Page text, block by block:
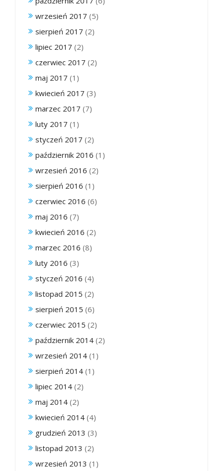
wrzesień 2017 (5)
sierpień 2017 (2)
lipiec 2017 (2)
czerwiec 2017 (2)
maj 2017 (1)
kwiecień 2017 (3)
marzec 2017 (7)
luty 2017 (1)
styczeń 2017 (2)
październik 2016 (1)
wrzesień 2016 (2)
sierpień 2016 (1)
czerwiec 2016 (6)
maj 2016 (7)
kwiecień 2016 (2)
marzec 2016 (8)
luty 2016 (3)
styczeń 2016 (4)
listopad 2015 (2)
sierpień 2015 (6)
czerwiec 2015 (2)
październik 2014 (2)
wrzesień 2014 (1)
sierpień 2014 (1)
lipiec 2014 (2)
maj 2014 (2)
kwiecień 2014 (4)
grudzień 2013 (3)
listopad 2013 (2)
wrzesień 2013 (1)